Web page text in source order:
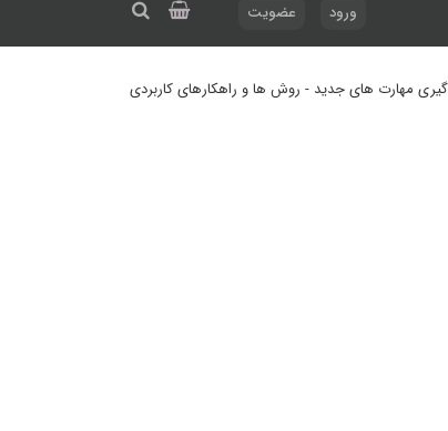
ورود عضویت
مهارت های جدید - روش ها و راهکارهای کاربردی